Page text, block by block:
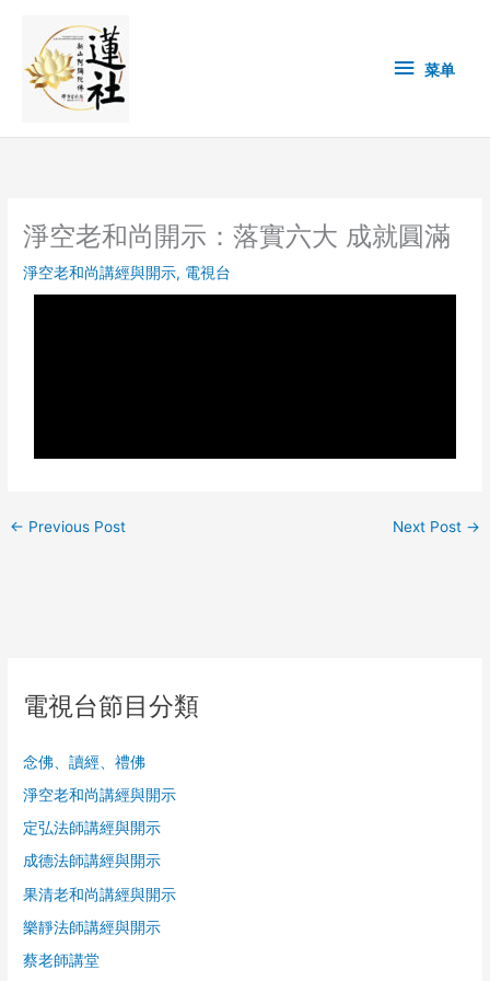
content
单 菜单
淨空老和尚開示：落實六大 成就圓滿
淨空老和尚講經與開示, 電視台
← Previous Post Next Post →
電視台節目分類
念佛、讀經、禮佛
淨空老和尚講經與開示
定弘法師講經與開示
成德法師講經與開示
果清老和尚講經與開示
樂靜法師講經與開示
蔡老師講堂